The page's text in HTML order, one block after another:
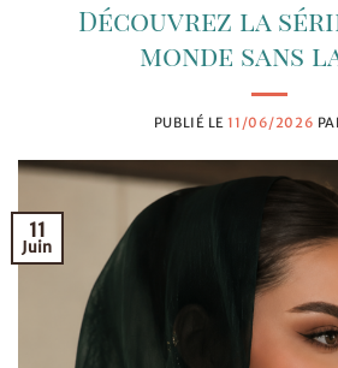
Découvrez la
monde sans
PUBLIÉ LE11/06/2026
11
Juin